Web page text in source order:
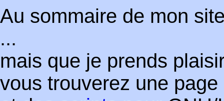
Au sommaire de mon
...
mais que je prends
vous trouverez une